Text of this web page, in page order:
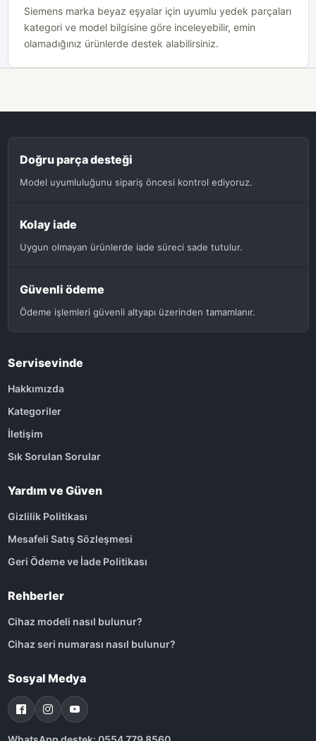
Siemens marka beyaz eşyalar için uyumlu yedek parçaları
kategori ve model bilgisine göre inceleyebilir, emin
olamadığınız ürünlerde destek alabilirsiniz.
Doğru parça desteği
Model uyumluluğunu sipariş öncesi kontrol ediyoruz.
Kolay iade
Uygun olmayan ürünlerde iade süreci sade tutulur.
Güvenli ödeme
Ödeme işlemleri güvenli altyapı üzerinden tamamlanır.
Servisevinde
Hakkımızda
Kategoriler
İletişim
Sık Sorulan Sorular
Yardım ve Güven
Gizlilik Politikası
Mesafeli Satış Sözleşmesi
Geri Ödeme ve İade Politikası
Rehberler
Cihaz modeli nasıl bulunur?
Cihaz seri numarası nasıl bulunur?
Sosyal Medya